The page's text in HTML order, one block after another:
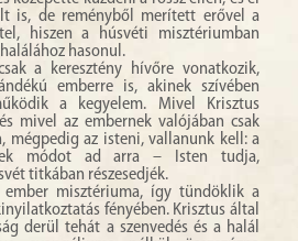
is, de reményből merített erővel a
hiszen a húsvéti misztériumban
hasonul.
a keresztény hívőre vonatkozik,
emberre is, akinek szívében
a kegyelem. Mivel Krisztus
mivel az embernek valójában csak
mégpedig az isteni, vallanunk kell: a
módot ad arra – Isten tudja,
titkában részesedjék.
ember misztériuma, így tündöklik a
fényében. Krisztus által
derül tehát a szenvedés és a halál